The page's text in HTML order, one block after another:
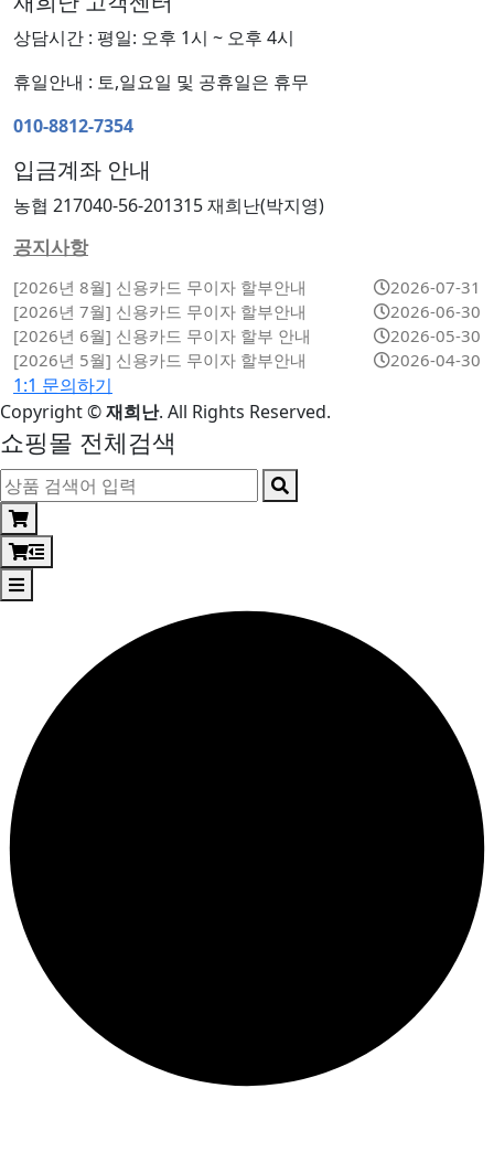
상담시간 : 평일: 오후 1시 ~ 오후 4시
휴일안내 : 토,일요일 및 공휴일은 휴무
010-8812-7354
입금계좌 안내
농협 217040-56-201315 재희난(박지영)
공지사항
[2026년 8월] 신용카드 무이자 할부안내
2026-07-31
[2026년 7월] 신용카드 무이자 할부안내
2026-06-30
[2026년 6월] 신용카드 무이자 할부 안내
2026-05-30
[2026년 5월] 신용카드 무이자 할부안내
2026-04-30
1:1 문의하기
Copyright©재희난. All Rights Reserved.
쇼핑몰 전체검색